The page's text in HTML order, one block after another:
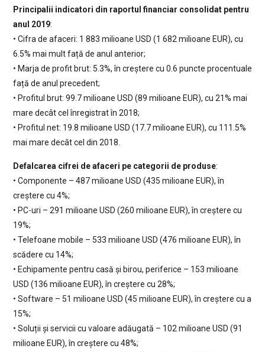
Principalii indicatori din raportul financiar consolidat pentru
anul 2019:
• Cifra de afaceri: 1 883 milioane USD (1 682 milioane EUR), cu
6.5% mai mult față de anul anterior;
• Marja de profit brut: 5.3%, în creștere cu 0.6 puncte procentuale
față de anul precedent;
• Profitul brut: 99.7 milioane USD (89 milioane EUR), cu 21% mai
mare decât cel înregistrat în 2018;
• Profitul net: 19.8 milioane USD (17.7 milioane EUR), cu 111.5%
mai mare decât cel din 2018.
Defalcarea cifrei de afaceri pe categorii de produse:
• Componente – 487 milioane USD (435 milioane EUR), în
creștere cu 4%;
• PC-uri – 291 milioane USD (260 milioane EUR), în creștere cu
19%;
• Telefoane mobile – 533 milioane USD (476 milioane EUR), în
scădere cu 14%;
• Echipamente pentru casă și birou, periferice – 153 milioane
USD (136 milioane EUR), în creștere cu 28%;
• Software – 51 milioane USD (45 milioane EUR), în creștere cu a
15%;
• Soluții și servicii cu valoare adăugată – 102 milioane USD (91
milioane EUR), în creștere cu 48%;